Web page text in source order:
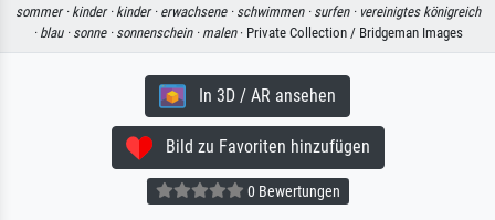
sommer · kinder · kinder · erwachsene · schwimmen · surfen · vereinigtes königreich
· blau · sonne · sonnenschein · malen· Private Collection / Bridgeman Images
In 3D / AR ansehen
Bild zu Favoriten hinzufügen
0 Bewertungen